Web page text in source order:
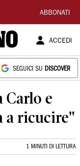
ABBONATI
ACCEDI
SEGUICI SU DISCOVER
Carlo e
a ricucire"
1 MINUTI DI LETTURA